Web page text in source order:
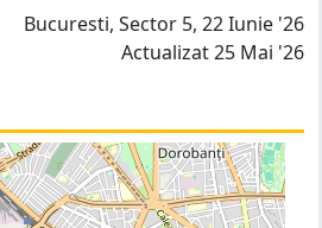
Bucuresti, Sector 5, 22 Iunie '26
Actualizat 25 Mai '26